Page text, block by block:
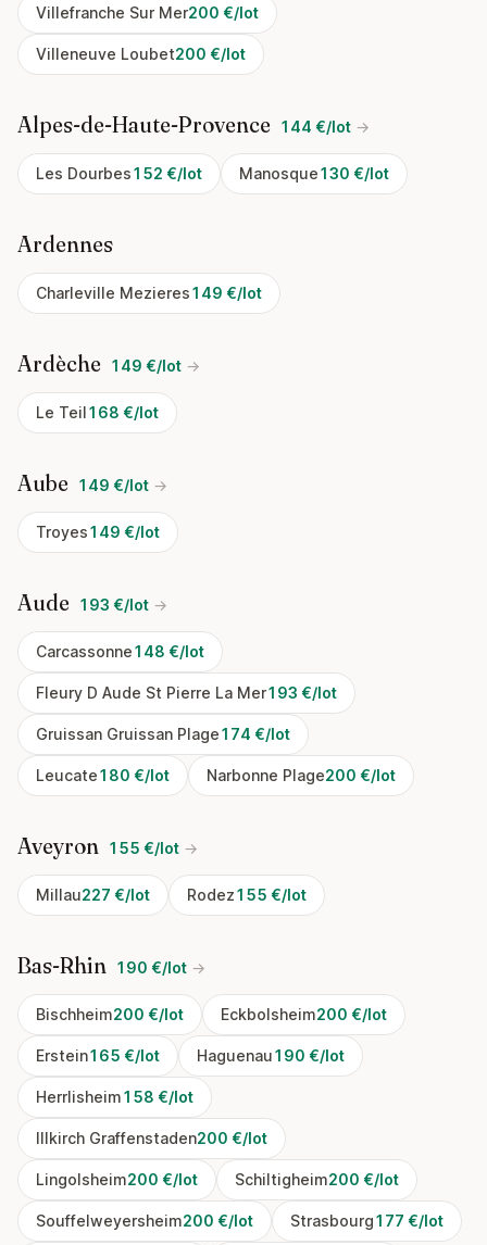
Villefranche Sur Mer200 €/lot
Villeneuve Loubet200 €/lot
Alpes-de-Haute-Provence 144 €/lot →
Les Dourbes152 €/lot Manosque130 €/lot
Ardennes
Charleville Mezieres149 €/lot
Ardèche 149 €/lot →
Le Teil168 €/lot
Aube 149 €/lot →
Troyes149 €/lot
Aude 193 €/lot →
Carcassonne148 €/lot
Fleury D Aude St Pierre La Mer193 €/lot
Gruissan Gruissan Plage174 €/lot
Leucate180 €/lot Narbonne Plage200 €/lot
Aveyron 155 €/lot →
Millau227 €/lot Rodez155 €/lot
Bas-Rhin 190 €/lot →
Bischheim200 €/lot Eckbolsheim200 €/lot
Erstein165 €/lot Haguenau190 €/lot
Herrlisheim158 €/lot
Illkirch Graffenstaden200 €/lot
Lingolsheim200 €/lot Schiltigheim200 €/lot
Souffelweyersheim200 €/lot Strasbourg177 €/lot